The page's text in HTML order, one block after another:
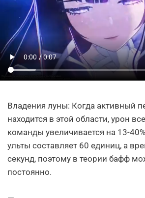
Владения луны: Когда активный
находится в этой области, урон
команды увеличивается на 13-
ульты составляет 60 единиц, а
секунд, поэтому в теории бафф
постоянно.